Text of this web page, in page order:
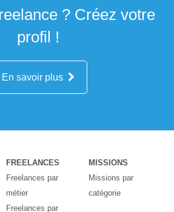
? Créez votre
profil !
En savoir plus
FREELANCES
Freelances par
métier
Freelances par
MISSIONS
Missions par
catégorie